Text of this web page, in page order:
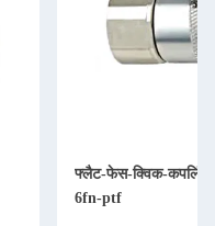
फ्लैट-फेस-क्विक-
6fn-ptf